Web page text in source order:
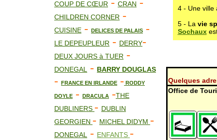
COUP DE CŒUR CRAN
CHILDREN CORNER -
CUISINE - DELICES DE PALAIS -
LE DEPEUPLEUR - DERRY-
DEUX JOURS à TUER -
DONEGAL - BARRY DOUGLAS
- FRANCE EN IRLANDE - RODDY
DOYLE - DRACULA -THE
DUBLINERS - DUBLIN
GEORGIEN - MICHEL DIDYM -
DONEGAL - ENFANTS -
4 - Une ville
5 - La vie
Sochaux
Quelques
Office de